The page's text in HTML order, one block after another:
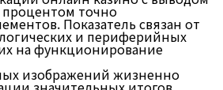
процентом точно
Показатель связан от
и периферийных
на функционирование
изображений жизненно